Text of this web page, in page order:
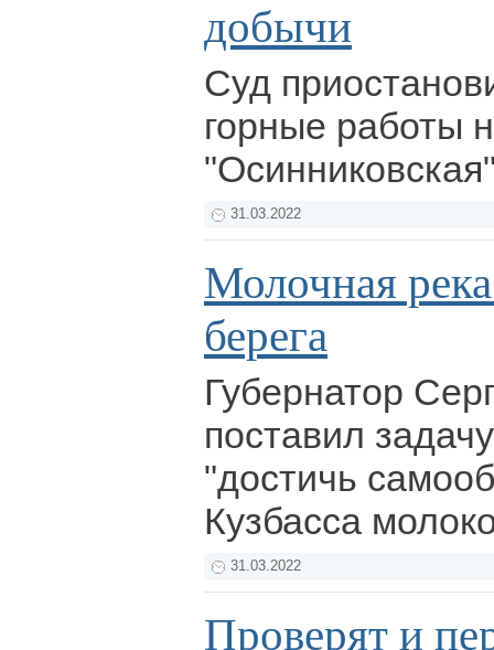
добычи
Суд
горные работы
31.03.2022
Молочная
берега
Губернатор
поставил
"достичь
Кузбасса
31.03.2022
Проверят и